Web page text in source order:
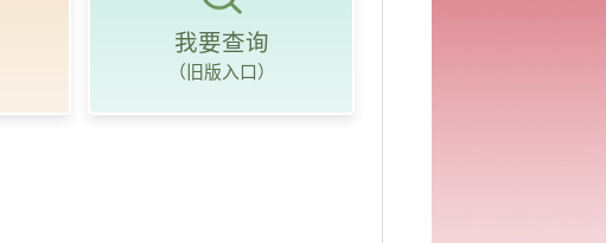
我要查询
（旧版入口）